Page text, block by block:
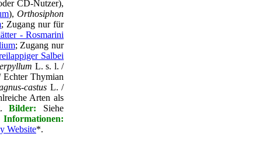
CD-Nutzer),
), Orthosiphon
; Zugang nur für
- Rosmarini
; Zugang nur
Salbei
L. s. l. /
Thymian
castus L. /
Arten als
Bilder: Siehe
Website*.